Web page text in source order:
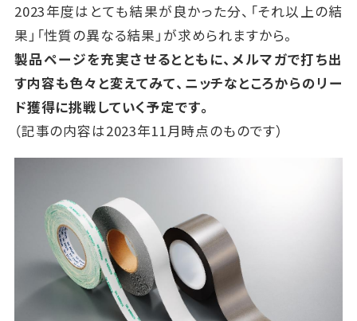
2023年度はとても結果が良かった分、「それ以上の結
果」「性質の異なる結果」が求められますから。
製品ページを充実させるとともに、メルマガで打ち出
す内容も色々と変えてみて、ニッチなところからのリー
ド獲得に挑戦していく予定です。
（記事の内容は2023年11月時点のものです）